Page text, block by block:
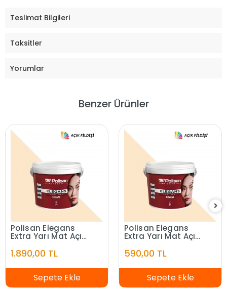
Teslimat Bilgileri
Taksitler
Yorumlar
Benzer Ürünler
Polisan Elegans
Extra Yarı Mat Açık
1.890,00 TL
Sepete Ekle
Polisan Elegans
Extra Yarı Mat Açık
590,00 TL
Sepete Ekle